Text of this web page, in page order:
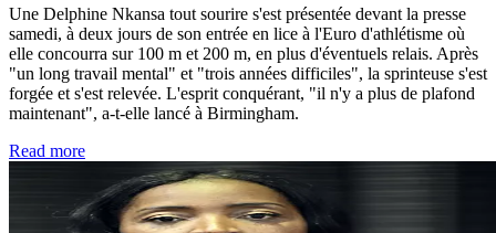
Une Delphine Nkansa tout sourire s'est présentée devant la presse
samedi, à deux jours de son entrée en lice à l'Euro d'athlétisme où
elle concourra sur 100 m et 200 m, en plus d'éventuels relais. Après
"un long travail mental" et "trois années difficiles", la sprinteuse s'est
forgée et s'est relevée. L'esprit conquérant, "il n'y a plus de plafond
maintenant", a-t-elle lancé à Birmingham.
Read more